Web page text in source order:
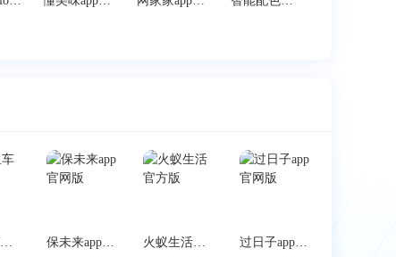
跑车租车官方版 保未来app官网版 火蚁生活官方版 过日子app官网版